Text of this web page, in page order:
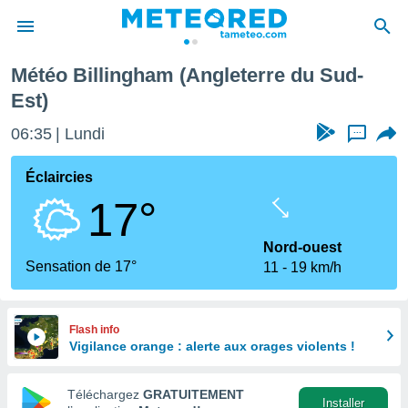
de
a
par
en
Météo Billingham (Angleterre du Sud-
Est)
06:35 Lundi ...
Éclaircies
17°
Sensation de 17°
Nord-ouest
11
19 km/h
Flash info
Vigilance orange : alerte aux orages violents !
Téléchargez GRATUITEMENT
Installer